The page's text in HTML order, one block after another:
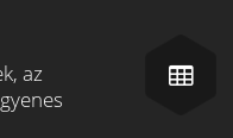
az